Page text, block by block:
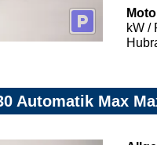
kW /
Automatik Max